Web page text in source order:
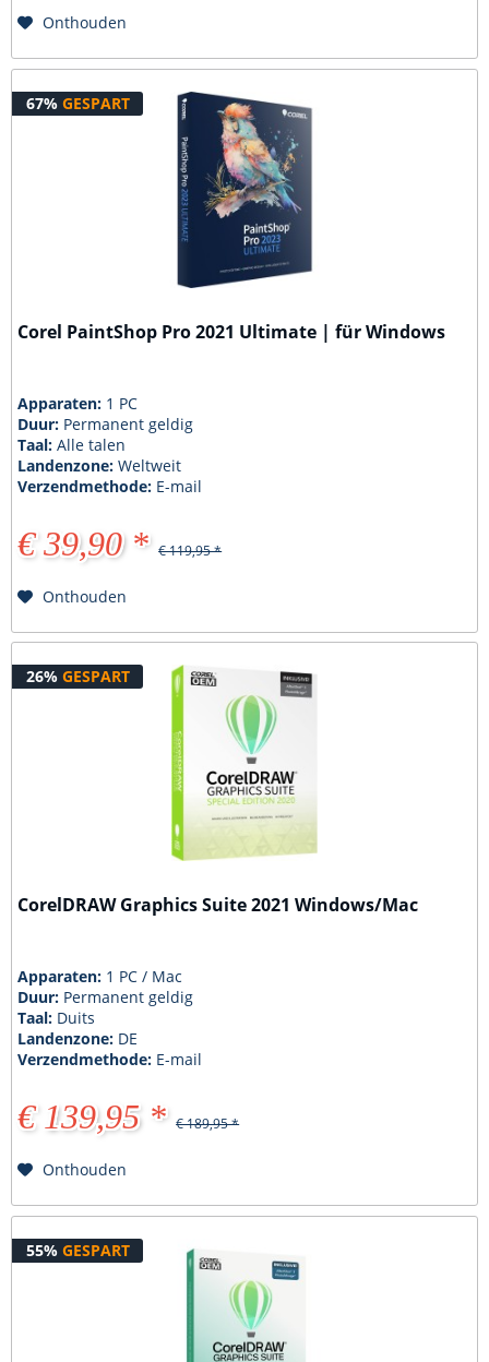
Onthouden
67% GESPART
Corel PaintShop Pro 2021 Ultimate | für Windows
Apparaten: 1 PC
Duur: Permanent geldig
Taal:Alle talen
Landenzone:Weltweit
Verzendmethode: E-mail
€ 39,90 * € 119,95 *
Onthouden
26% GESPART
CorelDRAW Graphics Suite 2021 Windows/Mac
Apparaten: 1 PC / Mac
Duur: Permanent geldig
Taal: Duits
Landenzone: DE
Verzendmethode: E-mail
€ 139,95 * € 189,95 *
Onthouden
55% GESPART